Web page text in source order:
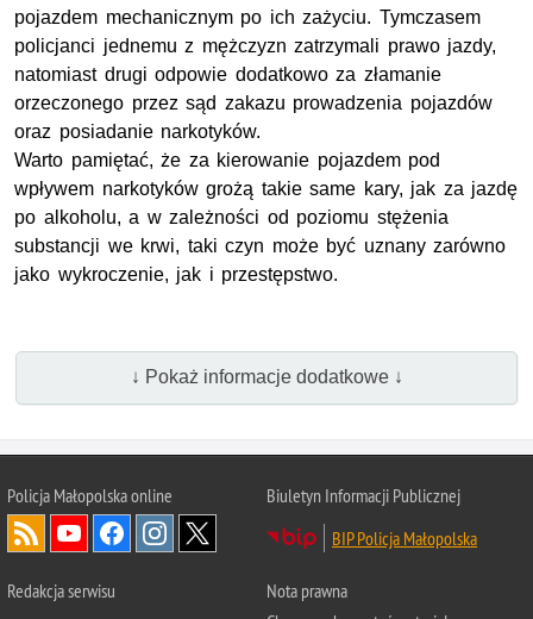
pojazdem mechanicznym po ich zażyciu. Tymczasem
policjanci jednemu z mężczyzn zatrzymali prawo jazdy,
natomiast drugi odpowie dodatkowo za złamanie
orzeczonego przez sąd zakazu prowadzenia pojazdów
oraz posiadanie narkotyków.
Warto pamiętać, że za kierowanie pojazdem pod
wpływem narkotyków grożą takie same kary, jak za jazdę
po alkoholu, a w zależności od poziomu stężenia
substancji we krwi, taki czyn może być uznany zarówno
jako wykroczenie, jak i przestępstwo.
↓ Pokaż informacje dodatkowe ↓
Policja Małopolska online
Biuletyn Informacji Publicznej
BIP Policja Małopolska
Redakcja serwisu
Nota prawna